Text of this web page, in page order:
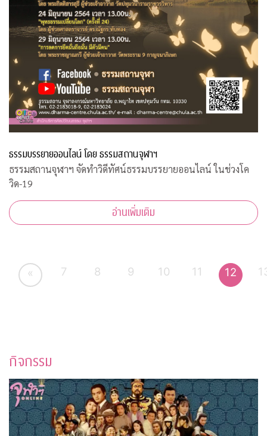
ธรรมบรรยายออนไลน์ โดย ธรรมสถานจุฬาฯ
ธรรมสถานจุฬาฯ จัดทำวิดีทัศน์ธรรมบรรยายออนไลน์ ในช่วงโค
วิด-19
อ่านเพิ่มเติม
« 7 8 9 10 11 12
กิจกรรม